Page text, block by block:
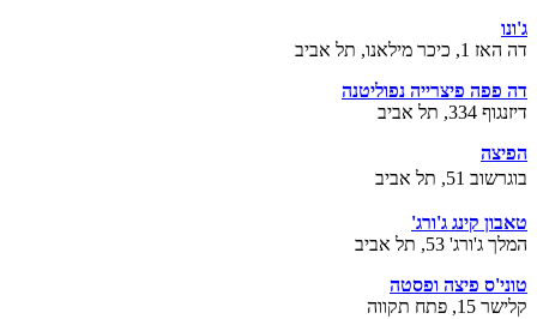
ג'ונו
דה האז 1, כיכר מילאנו, תל אביב
דה פפה פיצרייה נפוליטנה
דיזנגוף 334, תל אביב
הפיצה
בוגרשוב 51, תל אביב
טאבון קינג ג'ורג'
המלך ג'ורג' 53, תל אביב
טוני'ס פיצה ופסטה
קלישר 15, פתח תקווה